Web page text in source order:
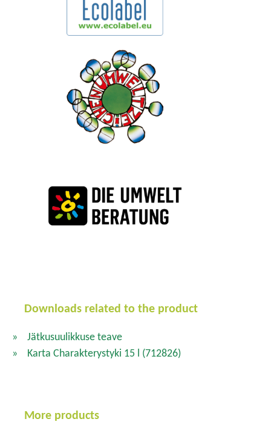
Downloads related to the product
Jätkusuulikkuse teave
Karta Charakterystyki 15 l (712826)
More products